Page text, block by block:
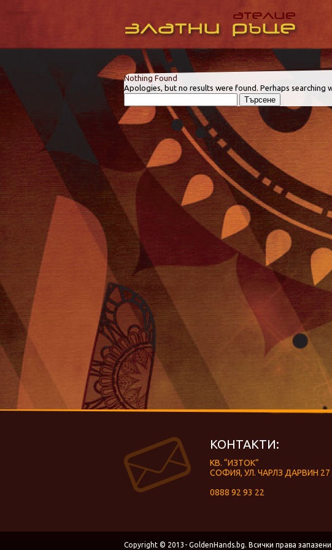
Nothing Found
Apologies, but no results were found. Perhaps searching
за:
КОНТАКТИ:
КВ. “ИЗТОК”
СОФИЯ, УЛ. ЧАРЛЗ ДАРВИН 27
0888 92 93 22
Copyright © 2013- GoldenHands.bg. Всички права запазени.